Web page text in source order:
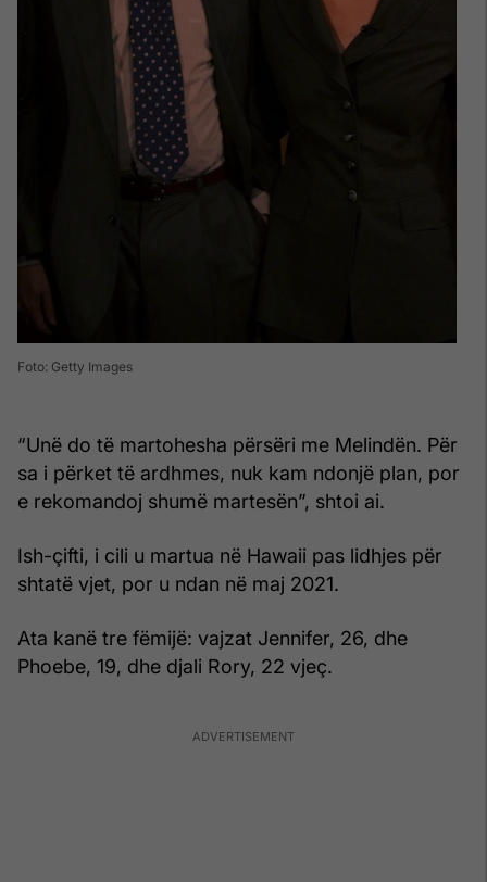
Foto: Getty Images
“Unë do të martohesha përsëri me Melindën. Për
sa i përket të ardhmes, nuk kam ndonjë plan, por
e rekomandoj shumë martesën”, shtoi ai.
Ish-çifti, i cili u martua në Hawaii pas lidhjes për
shtatë vjet, por u ndan në maj 2021.
Ata kanë tre fëmijë: vajzat Jennifer, 26, dhe
Phoebe, 19, dhe djali Rory, 22 vjeç.